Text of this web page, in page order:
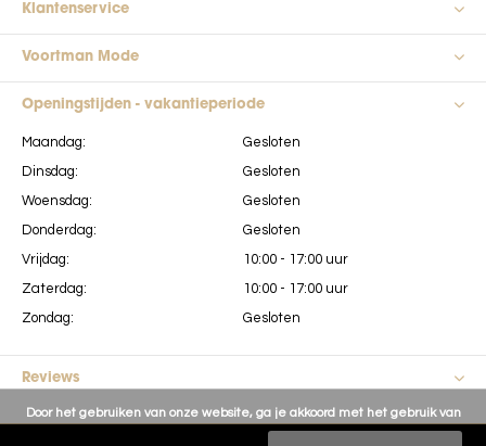
Klantenservice
Voortman Mode
Openingstijden - vakantieperiode
Maandag:
Dinsdag:
Woensdag:
Donderdag:
Vrijdag:
Zaterdag:
Zondag:
Gesloten
Gesloten
Gesloten
Gesloten
10:00 - 17:00 uur
10:00 - 17:00 uur
Gesloten
Reviews
Door het gebruiken van onze website, ga je akkoord met het gebruik van